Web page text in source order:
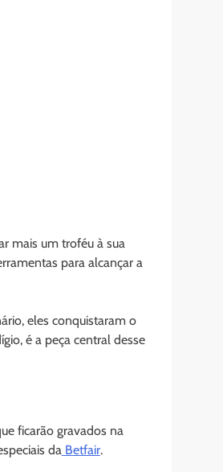
mais um troféu à sua
para alcançar a
eles conquistaram o
é a peça central desse
ficarão gravados na
da Betfair.